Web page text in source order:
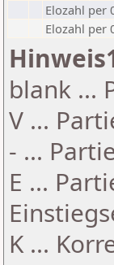
Elozahl per
Elozahl per
blank ...
V ...
- ...
E ...
K ...